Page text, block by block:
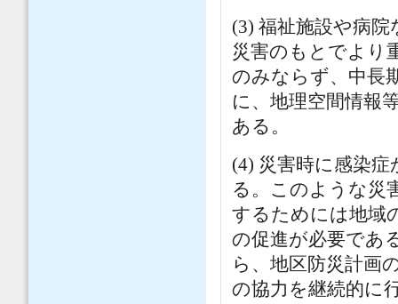
(3) 福祉施設や病
災害のもとでより
のみならず、中長
に、地理空間情報
ある。
(4) 災害時に感染
る。このような災
するためには地域
の促進が必要であ
ら、地区防災計画
の協力を継続的に